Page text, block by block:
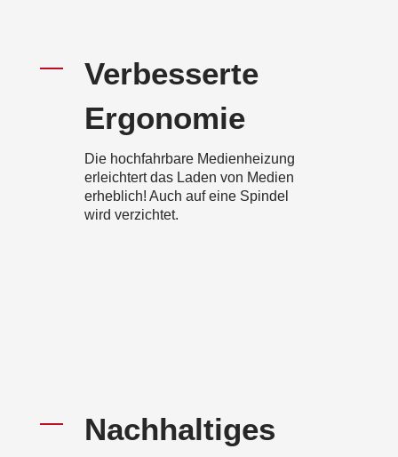
Verbesserte
Ergonomie
Die hochfahrbare Medienheizung
erleichtert das Laden von Medien
erheblich! Auch auf eine Spindel
wird verzichtet.
Nachhaltiges